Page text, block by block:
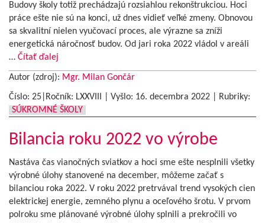
Budovy školy totiž prechádzajú rozsiahlou rekonštrukciou. Hoci
práce ešte nie sú na konci, už dnes vidieť veľké zmeny. Obnovou
sa skvalitní nielen vyučovací proces, ale výrazne sa zníži
energetická náročnosť budov. Od jari roka 2022 vládol v areáli
… Čítať ďalej
Autor (zdroj): Mgr. Milan Gončár
Číslo: 25|Ročník: LXXVIII | Vyšlo: 16. decembra 2022
Rubriky:
SÚKROMNÉ ŠKOLY
Bilancia roku 2022 vo výrobe
Nastáva čas vianočných sviatkov a hoci sme ešte nesplnili všetky
výrobné úlohy stanovené na december, môžeme začať s
bilanciou roka 2022. V roku 2022 pretrvával trend vysokých cien
elektrickej energie, zemného plynu a oceľového šrotu. V prvom
polroku sme plánované výrobné úlohy splnili a prekročili vo